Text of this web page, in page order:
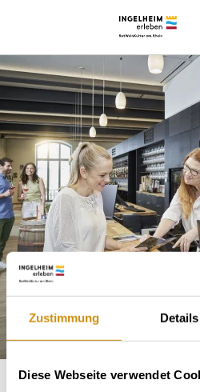
Zustimmung Details
Diese Webseite verwendet
Discover &
Wine &
Kaiserpfalz,
Plan &
Info &
Startseite Info & Service